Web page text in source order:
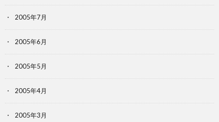
2005年7月
2005年6月
2005年5月
2005年4月
2005年3月